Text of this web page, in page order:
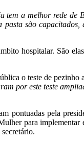
tem a melhor rede de
são capacitados,
hospitalar. São
o teste de pezinho
por este teste
pontuadas pela
para implementar